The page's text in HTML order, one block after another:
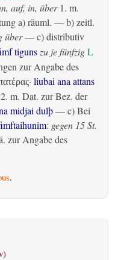
auf, in, über1. m.
a)räuml. — b)zeitl.
über— c)distributiv
tiguns zu je fünfzigL
zur Angabe des
· liubai ana attans
m. Dat. zur Bez. der
midjai dulþ— c) Bei
: gegen 15 St.
zur Angabe des
.